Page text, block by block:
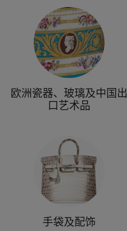
欧洲瓷器、玻璃及中国出
口艺术品
手袋及配饰